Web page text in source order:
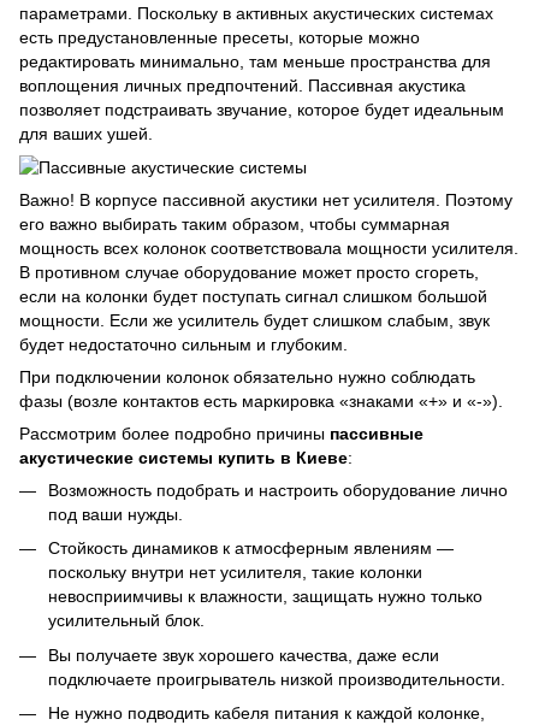
параметрами. Поскольку в активных акустических системах
есть предустановленные пресеты, которые можно
редактировать минимально, там меньше пространства для
воплощения личных предпочтений. Пассивная акустика
позволяет подстраивать звучание, которое будет идеальным
для ваших ушей.
Важно! В корпусе пассивной акустики нет усилителя. Поэтому
его важно выбирать таким образом, чтобы суммарная
мощность всех колонок соответствовала мощности усилителя.
В противном случае оборудование может просто сгореть,
если на колонки будет поступать сигнал слишком большой
мощности. Если же усилитель будет слишком слабым, звук
будет недостаточно сильным и глубоким.
При подключении колонок обязательно нужно соблюдать
фазы (возле контактов есть маркировка «знаками «+» и «-»).
Рассмотрим более подробно причины пассивные
акустические системы купить в Киеве:
Возможность подобрать и настроить оборудование лично
под ваши нужды.
Стойкость динамиков к атмосферным явлениям —
поскольку внутри нет усилителя, такие колонки
невосприимчивы к влажности, защищать нужно только
усилительный блок.
Вы получаете звук хорошего качества, даже если
подключаете проигрыватель низкой производительности.
Не нужно подводить кабеля питания к каждой колонке,